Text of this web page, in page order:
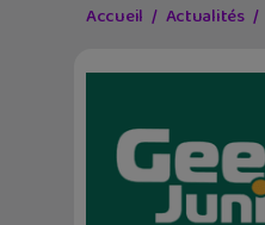
Accueil Actualités